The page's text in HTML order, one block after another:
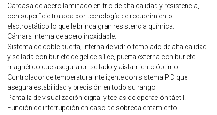
Carcasa de acero laminado en frío de alta calidad y resistencia,
con superficie tratada por tecnología de recubrimiento
electrostático lo que le brinda gran resistencia química.
Cámara interna de acero inoxidable.
Sistema de doble puerta, interna de vidrio templado de alta calidad
y sellada con burlete de gel de sílice, puerta externa con burlete
magnético que asegura un sellado y aislamiento óptimo.
Controlador de temperatura inteligente con sistema PID que
asegura estabilidad y precisión en todo su rango
Pantalla de visualización digital y teclas de operación táctil.
Función de interrupción en caso de sobrecalentamiento.